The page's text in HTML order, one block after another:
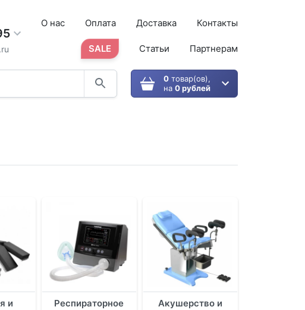
О нас Оплата Доставка Контакты
SALE Статьи Партнерам
0товар(ов),
на 0 рублей
и
Респираторное
Акушерство и